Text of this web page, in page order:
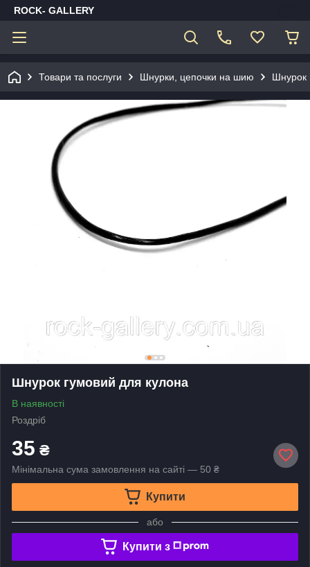
ROCK- GALLERY
Товари та послуги Шнурки, цепочки на шию Шнурок
Шнурок гумовий для кулона
В наявності
Роздріб
35 ₴
Мінімальна сума замовлення на сайті — 50 ₴
Купити
або
Купити з